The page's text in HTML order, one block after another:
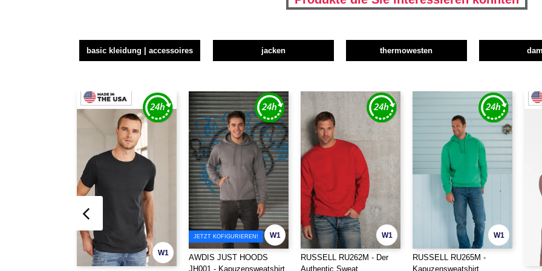
basic kleidung | accessoires jacken thermowesten
W1
W1
JETZT KOFIGURIEREN!
AWDIS JUST HOODS
JH001 - Kapuzensweatshirt
W1
RUSSELL RU262M - Der
Authentic Sweat
W1
RUSSELL RU265M -
Kapuzensweatshirt